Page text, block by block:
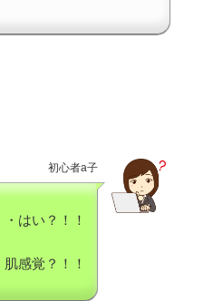
初心者a子
・はい？！！
肌感覚？！！